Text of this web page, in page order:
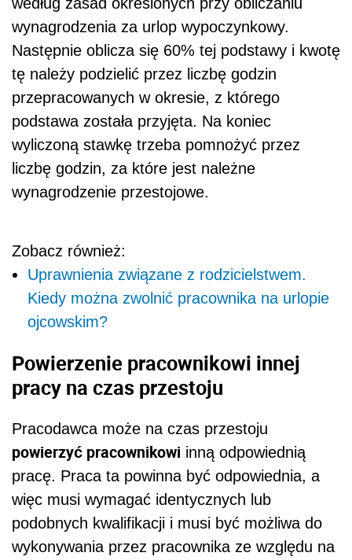
według zasad określonych przy obliczaniu
wynagrodzenia za urlop wypoczynkowy.
Następnie oblicza się 60% tej podstawy i kwotę
tę należy podzielić przez liczbę godzin
przepracowanych w okresie, z którego
podstawa została przyjęta. Na koniec
wyliczoną stawkę trzeba pomnożyć przez
liczbę godzin, za które jest należne
wynagrodzenie przestojowe.
Zobacz również:
Uprawnienia związane z rodzicielstwem.
Kiedy można zwolnić pracownika na urlopie
ojcowskim?
Powierzenie pracownikowi innej
pracy na czas przestoju
Pracodawca może na czas przestoju
powierzyć pracownikowi inną odpowiednią
pracę. Praca ta powinna być odpowiednia, a
więc musi wymagać identycznych lub
podobnych kwalifikacji i musi być możliwa do
wykonywania przez pracownika ze względu na